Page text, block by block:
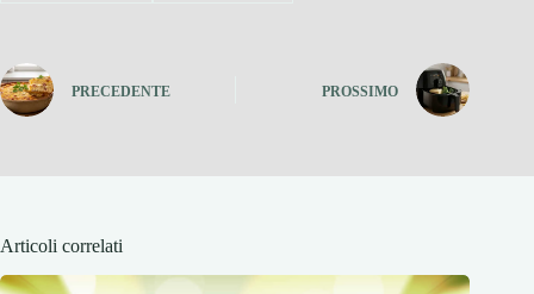
PRECEDENTE PROSSIMO
Articoli correlati